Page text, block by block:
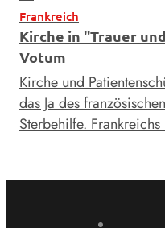
Frankreich
Kirche in "Trauer
Votum
Kirche und
das Ja des
Sterbehilfe.